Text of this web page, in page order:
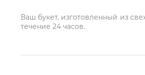
Ваш букет, изготовленный из
течение 24 часов.